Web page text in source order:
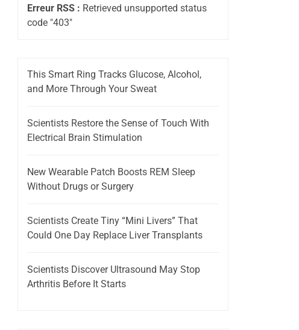
Erreur RSS : Retrieved unsupported status
code "403"
This Smart Ring Tracks Glucose, Alcohol,
and More Through Your Sweat
Scientists Restore the Sense of Touch With
Electrical Brain Stimulation
New Wearable Patch Boosts REM Sleep
Without Drugs or Surgery
Scientists Create Tiny “Mini Livers” That
Could One Day Replace Liver Transplants
Scientists Discover Ultrasound May Stop
Arthritis Before It Starts